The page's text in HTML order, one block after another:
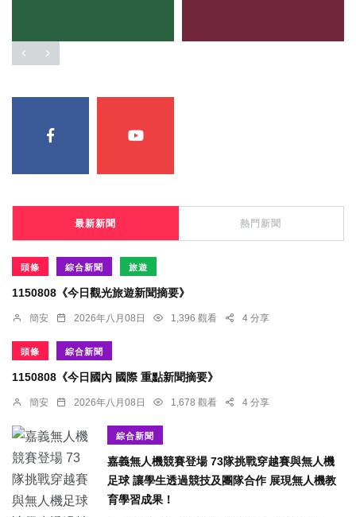
最新新聞 熱門新聞
頭條 綜合新聞 旅遊
1150808《今日觀光旅遊新聞摘要》
簡安 2026年八月08日 1,396 觀看 4 分享
頭條 綜合新聞
1150808《今日國內 國際 重點新聞摘要》
簡安 2026年八月08日 1,678 觀看 4 分享
綜合新聞
嘉義無人機競賽登場 73隊挑戰穿越賽與無人機
足球 讓學生透過競技及團隊合作 展現無人機教
育學習成果！